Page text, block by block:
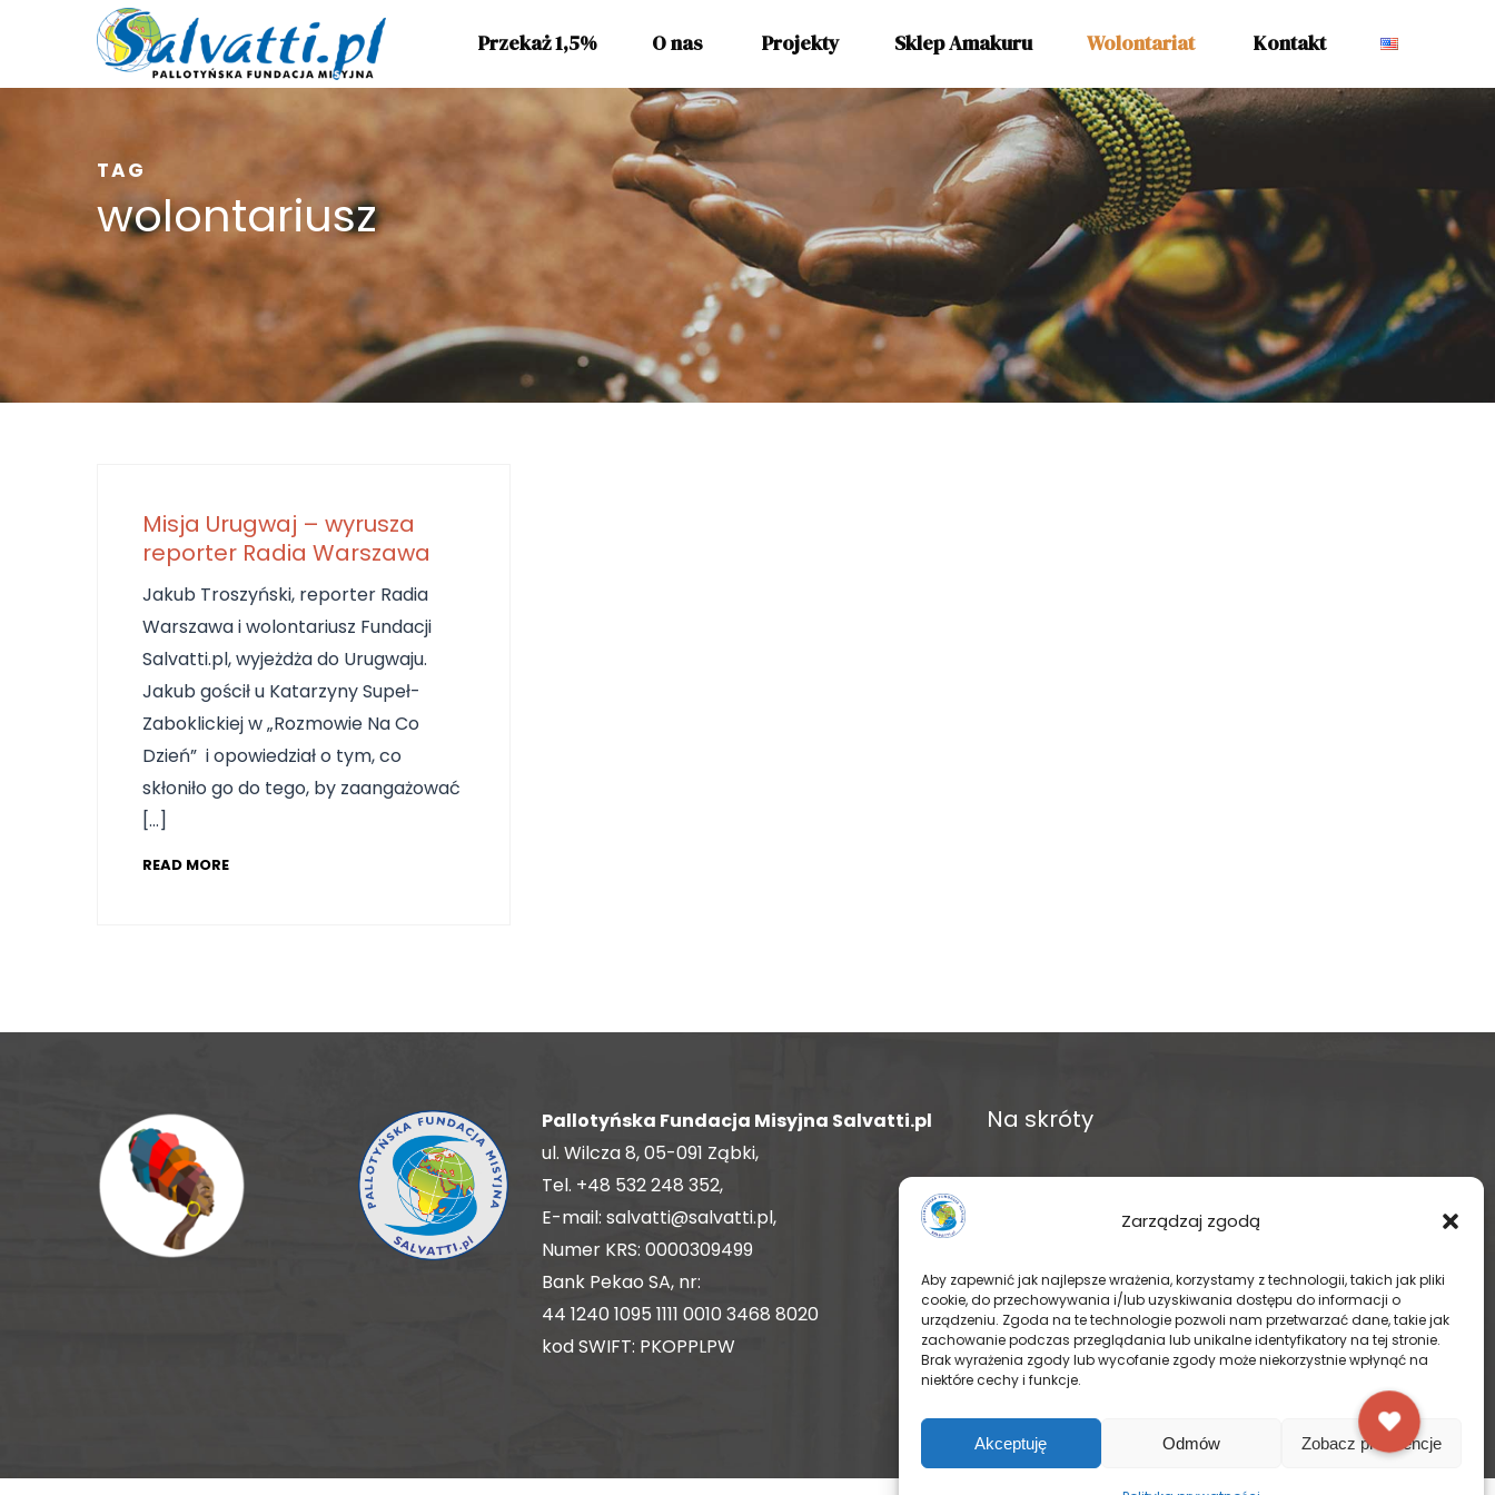
Zarządzaj zgodą
Aby zapewnić jak najlepsze wrażenia, korzystamy z technologii, takich jak pliki
cookie, do przechowywania i/lub uzyskiwania dostępu do informacji o
urządzeniu. Zgoda na te technologie pozwoli nam przetwarzać dane, takie jak
zachowanie podczas przeglądania lub unikalne identyfikatory na tej stronie.
Brak wyrażenia zgody lub wycofanie zgody może niekorzystnie wpłynąć na
niektóre cechy i funkcje.
Akceptuję Odmów Zobacz preferencje
Przekaż 1,5% O nas Projekty Sklep Amakuru Wolontariat Kontakt
TAG
wolontariusz
Misja Urugwaj – wyrusza
reporter Radia Warszawa
Jakub Troszyński, reporter Radia
Warszawa i wolontariusz Fundacji
Salvatti.pl, wyjeżdża do Urugwaju.
Jakub gościł u Katarzyny Supeł-
Zaboklickiej w „Rozmowie Na Co
Dzień” i opowiedział o tym, co
skłoniło go do tego, by zaangażować
[…]
READ MORE
Pallotyńska Fundacja Misyjna Salvatti.pl
ul. Wilcza 8, 05-091 Ząbki,
Tel. +48 532 248 352,
E-mail: salvatti@salvatti.pl,
Numer KRS: 0000309499
Bank Pekao SA, nr:
44 1240 1095 1111 0010 3468 8020
kod SWIFT: PKOPPLPW
Na skróty
O fundacji
Sklep Amakuru
IN ENGLISH
Wspomóż teraz – przekaż darowiznę